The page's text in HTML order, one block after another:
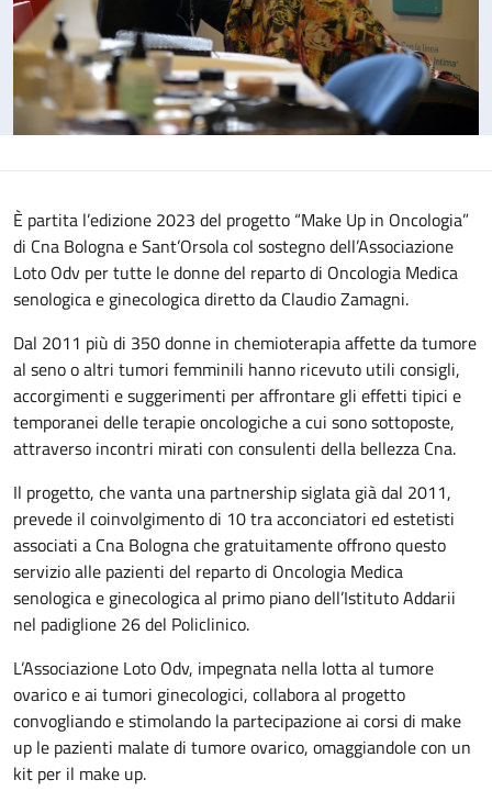
È partita l’edizione 2023 del progetto “Make Up in Oncologia”
di Cna Bologna e Sant’Orsola col sostegno dell’Associazione
Loto Odv per tutte le donne del reparto di Oncologia Medica
senologica e ginecologica diretto da Claudio Zamagni.
Dal 2011 più di 350 donne in chemioterapia affette da tumore
al seno o altri tumori femminili hanno ricevuto utili consigli,
accorgimenti e suggerimenti per affrontare gli effetti tipici e
temporanei delle terapie oncologiche a cui sono sottoposte,
attraverso incontri mirati con consulenti della bellezza Cna.
Il progetto, che vanta una partnership siglata già dal 2011,
prevede il coinvolgimento di 10 tra acconciatori ed estetisti
associati a Cna Bologna che gratuitamente offrono questo
servizio alle pazienti del reparto di Oncologia Medica
senologica e ginecologica al primo piano dell’Istituto Addarii
nel padiglione 26 del Policlinico.
L’Associazione Loto Odv, impegnata nella lotta al tumore
ovarico e ai tumori ginecologici, collabora al progetto
convogliando e stimolando la partecipazione ai corsi di make
up le pazienti malate di tumore ovarico, omaggiandole con un
kit per il make up.